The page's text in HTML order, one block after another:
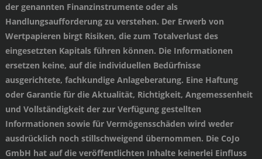
der genannten Finanzinstrumente oder als
Handlungsaufforderung zu verstehen. Der Erwerb von
Wertpapieren birgt Risiken, die zum Totalverlust des
eingesetzten Kapitals führen können. Die Informationen
ersetzen keine, auf die individuellen Bedürfnisse
ausgerichtete, fachkundige Anlageberatung. Eine Haftung
oder Garantie für die Aktualität, Richtigkeit, Angemessenheit
und Vollständigkeit der zur Verfügung gestellten
Informationen sowie für Vermögensschäden wird weder
ausdrücklich noch stillschweigend übernommen. Die CoJo
GmbH hat auf die veröffentlichten Inhalte keinerlei Einfluss